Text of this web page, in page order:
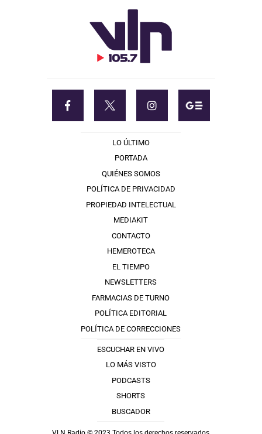
LO ÚLTIMO
PORTADA
QUIÉNES SOMOS
POLÍTICA DE PRIVACIDAD
PROPIEDAD INTELECTUAL
MEDIAKIT
CONTACTO
HEMEROTECA
EL TIEMPO
NEWSLETTERS
FARMACIAS DE TURNO
POLÍTICA EDITORIAL
POLÍTICA DE CORRECCIONES
ESCUCHAR EN VIVO
LO MÁS VISTO
PODCASTS
SHORTS
BUSCADOR